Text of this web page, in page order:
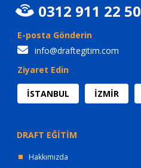
0312 911 22 50
E-posta Gönderin
info@draftegitim.com
Ziyaret Edin
İSTANBUL İZMİR
DRAFT EĞİTİM
Hakkımızda